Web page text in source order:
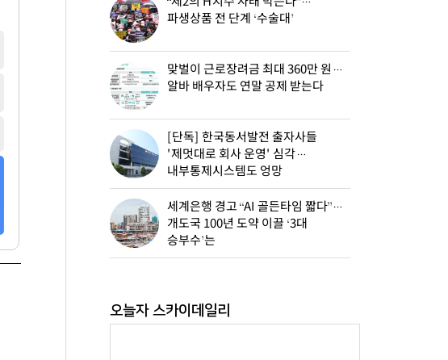
파생상품 전 단계 ‘수술대’
맞벌이 근로장려금 최대 360만 원…
알바 배우자도 연말 공제 받는다
[단독] 한국동서발전 출자사들
'제멋대로 회사 운영' 심각…
내부통제시스템도 엉망
세계은행 경고 “AI 골든타임 짧다”…
개도국 100년 도약 이끌 ‘3대
승부수’는
오늘자 스카이데일리